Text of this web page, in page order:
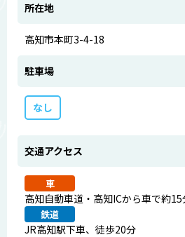
所在地
高知市本町3-4-18
駐車場
なし
交通アクセス
車
高知自動車道・高知ICから車で約15
鉄道
JR高知駅下車、徒歩20分